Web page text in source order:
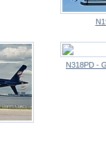
N318PD -